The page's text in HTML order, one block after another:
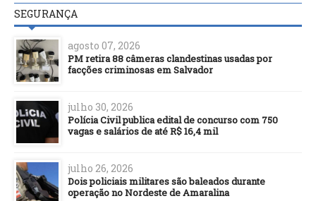
SEGURANÇA
agosto 07, 2026
PM retira 88 câmeras clandestinas usadas por
facções criminosas em Salvador
julho 30, 2026
Polícia Civil publica edital de concurso com 750
vagas e salários de até R$ 16,4 mil
julho 26, 2026
Dois policiais militares são baleados durante
operação no Nordeste de Amaralina